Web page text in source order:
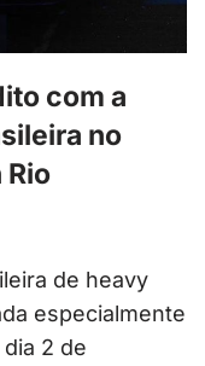
com a
no
Rio
de heavy
especialmente
2 de